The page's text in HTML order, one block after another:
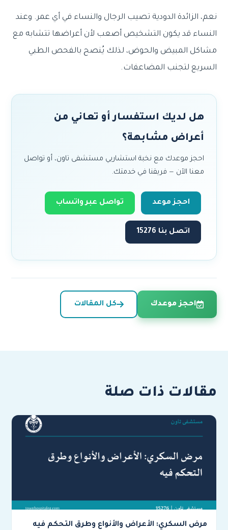
نعم، الزائدة الدودية تصيب الرجال والنساء في أي عمر. وعند
النساء قد يكون التشخيص أصعب لأن أعراضها تتشابه مع
مشاكل المبيض والحوض، لذلك يُنصح بالفحص الطبي
السريع لتجنب المضاعفات.
هل لديك استفسار أو تعاني من
أعراض مشابهة؟
احجز موعدك مع نخبة استشاريي مستشفى تاون، أو تواصل
معنا الآن — فريقنا في خدمتك.
احجز موعد تواصل عبر واتساب
اتصل بنا 15276
احجز موعدك كل المقالات
مقالات ذات صلة
مرض السكري: الأعراض والأنواع وطرق التحكم فيه